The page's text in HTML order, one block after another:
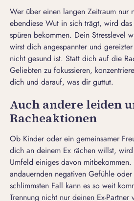
Wer über einen langen Zeitraum nur
ebendiese Wut in sich trägt, wird
spüren bekommen. Dein Stresslevel
wirst dich angespannter und
nicht gesund ist. Statt dich auf die
Geliebten zu fokussieren,
dich und darauf, was dir guttut.
Auch andere leiden
Racheaktionen
Ob Kinder oder ein gemeinsamer
dich an deinem Ex rächen willst,
Umfeld einiges davon
andauernden negativen Gefühle
schlimmsten Fall kann es so weit
Trennung nicht nur deinen Ex-